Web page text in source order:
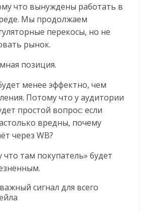
что вынуждены работать в
Мы продолжаем
перекосы, но не
рынок.
позиция.
менее эффектно, чем
Потому что у аудитории
простой вопрос: если
вредны, почему
через WB?
там покупатель» будет
сигнал для всего